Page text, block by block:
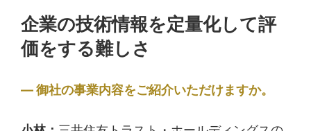
企業の技術情報を定量化して評
価をする難しさ
御社の事業内容をご紹介いただけますか。